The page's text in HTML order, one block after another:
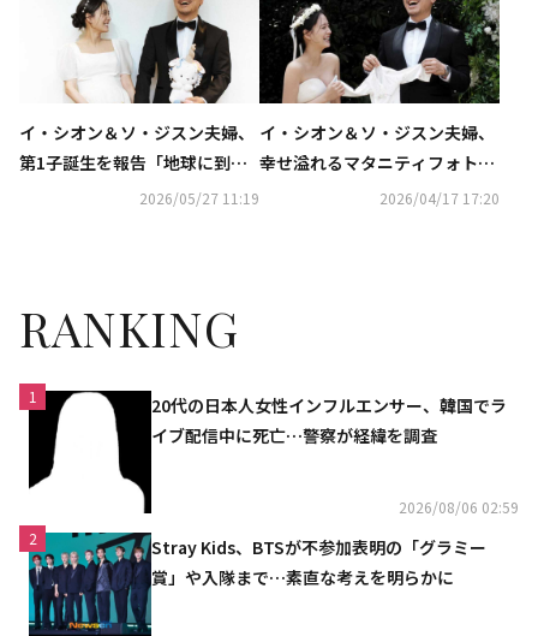
イ・シオン＆ソ・ジスン夫婦、
第1子誕生を報告「地球に到
2026/05/27 11:19
イ・シオン＆ソ・ジスン夫婦、
幸せ溢れるマタニティフォト公
開！タキシード＆ドレス姿で満
2026/04/17 17:20
RANKING
1
20代の日本人女性インフルエンサー、韓国でラ
イブ配信中に死亡…警察が経緯を調査
2026/08/06 02:59
2
Stray Kids、BTSが不参加表明の「グラミー
賞」や入隊まで…素直な考えを明らかに